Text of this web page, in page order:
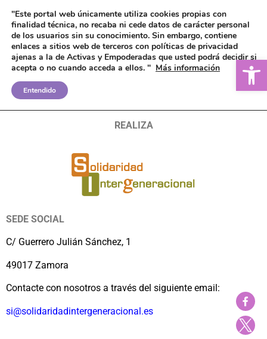
ERASMUS
REALIZA
SEDE SOCIAL
C/ Guerrero Julián Sánchez, 1
49017 Zamora
Contacte con nosotros a través del siguiente email:
si@solidaridadintergeneracional.es
"Este portal web únicamente utiliza cookies propias con
finalidad técnica, no recaba ni cede datos de carácter personal
de los usuarios sin su conocimiento. Sin embargo, contiene
enlaces a sitios web de terceros con políticas de privacidad
ajenas a la de Activas y Empoderadas que usted podrá decidir si
acepta o no cuando acceda a ellos. " Más información
Entendido